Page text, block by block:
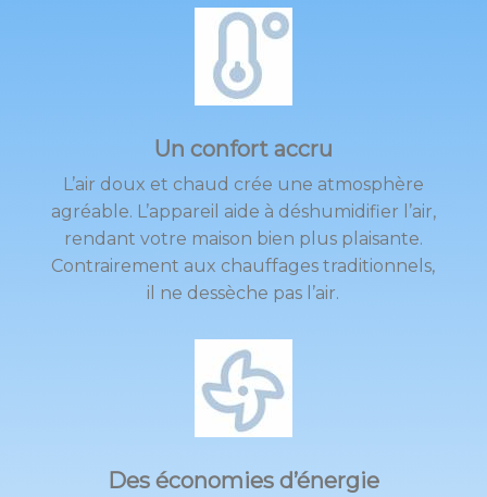
Un confort accru
L’air doux et chaud crée une atmosphère
agréable. L’appareil aide à déshumidifier l’air,
rendant votre maison bien plus plaisante.
Contrairement aux chauffages traditionnels,
il ne dessèche pas l’air.
Des économies d’énergie